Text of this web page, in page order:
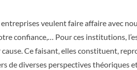
veulent faire affaire avec
confiance,… Pour ces institutions,
Ce faisant, elles constituent,
de diverses perspectives théoriques